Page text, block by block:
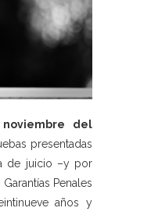
noviembre del
presentadas
de juicio –y por
Penales
años y